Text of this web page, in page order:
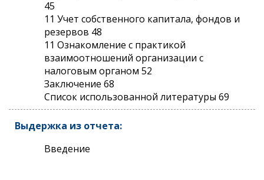
45
11 Учет собственного капитала, фондов и
резервов 48
11 Ознакомление с практикой
взаимоотношений организации с
налоговым органом 52
Заключение 68
Список использованной литературы 69
Выдержка из отчета:
Введение